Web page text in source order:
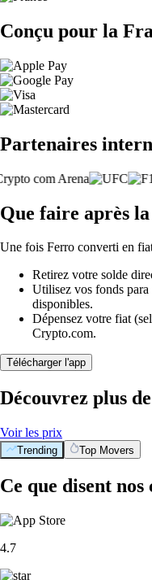
Conçu pour la
Partenaires
Que faire après
Une fois Ferro converti en
Retirez votre solde
Utilisez vos fonds
disponibles.
Dépensez votre fiat
Crypto.com.
Télécharger l'app
Découvrez plus
Voir les prix
Trending Top Movers
Ce que disent nos
4.7